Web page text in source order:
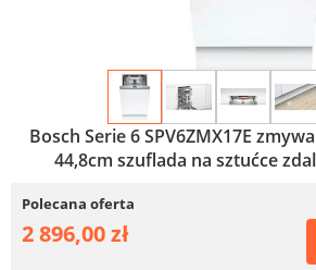
Bosch Serie 6 SPV6ZMX17E
44,8cm szuflada na sztućce
Polecana oferta
2 896,00 zł